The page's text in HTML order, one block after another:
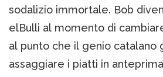
sodalizio immortale. Bob
elBulli al momento di
al punto che il genio catalano
assaggiare i piatti in